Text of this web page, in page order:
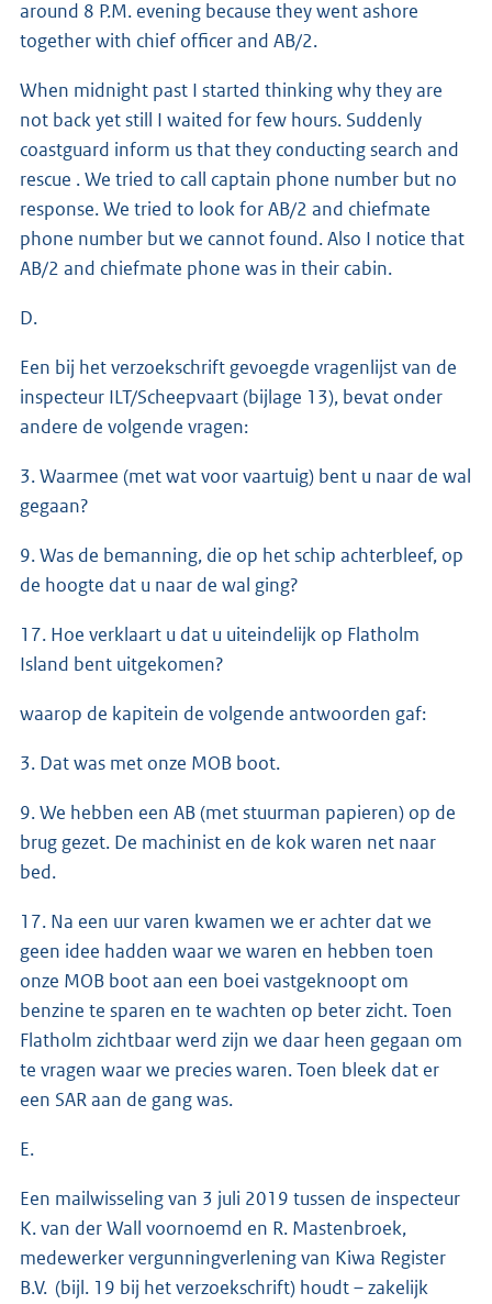
around 8 P.M. evening because they went ashore
together with chief officer and AB/2.
When midnight past I started thinking why they are
not back yet still I waited for few hours. Suddenly
coastguard inform us that they conducting search and
rescue . We tried to call captain phone number but no
response. We tried to look for AB/2 and chiefmate
phone number but we cannot found. Also I notice that
AB/2 and chiefmate phone was in their cabin.
D.
Een bij het verzoekschrift gevoegde vragenlijst van de
inspecteur ILT/Scheepvaart (bijlage 13), bevat onder
andere de volgende vragen:
3. Waarmee (met wat voor vaartuig) bent u naar de wal
gegaan?
9. Was de bemanning, die op het schip achterbleef, op
de hoogte dat u naar de wal ging?
17. Hoe verklaart u dat u uiteindelijk op Flatholm
Island bent uitgekomen?
waarop de kapitein de volgende antwoorden gaf:
3. Dat was met onze MOB boot.
9. We hebben een AB (met stuurman papieren) op de
brug gezet. De machinist en de kok waren net naar
bed.
17. Na een uur varen kwamen we er achter dat we
geen idee hadden waar we waren en hebben toen
onze MOB boot aan een boei vastgeknoopt om
benzine te sparen en te wachten op beter zicht. Toen
Flatholm zichtbaar werd zijn we daar heen gegaan om
te vragen waar we precies waren. Toen bleek dat er
een SAR aan de gang was.
E.
Een mailwisseling van 3 juli 2019 tussen de inspecteur
K. van der Wall voornoemd en R. Mastenbroek,
medewerker vergunningverlening van Kiwa Register
B.V. (bijl. 19 bij het verzoekschrift) houdt – zakelijk